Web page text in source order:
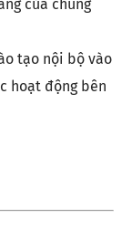
của chúng
tạo nội bộ vào
hoạt động bên